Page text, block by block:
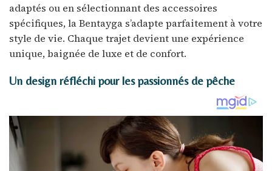
adaptés ou en sélectionnant des accessoires
spécifiques, la Bentayga s’adapte parfaitement à votre
style de vie. Chaque trajet devient une expérience
unique, baignée de luxe et de confort.
Un design réfléchi pour les passionnés de pêche